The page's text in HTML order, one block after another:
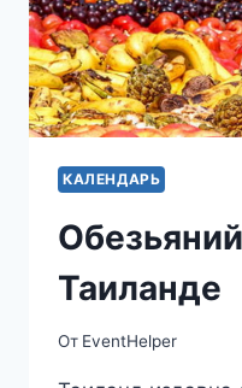
КАЛЕНДАРЬ
Таиланде
От EventHelper